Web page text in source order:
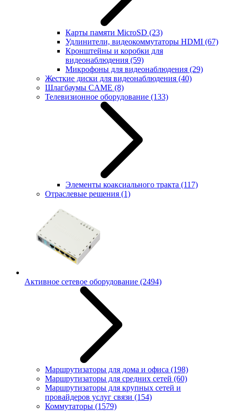
Карты памяти MicroSD (23)
Удлинители, видеокоммутаторы HDMI (67)
Кронштейны и коробки для
видеонаблюдения (59)
Микрофоны для видеонаблюдения (29)
Жесткие диски для видеонаблюдения (40)
Шлагбаумы CAME (8)
Телевизионное оборудование (133)
Элементы коаксиального тракта (117)
Отраслевые решения (1)
Активное сетевое оборудование (2494)
Маршрутизаторы для дома и офиса (198)
Маршрутизаторы для средних сетей (60)
Маршрутизаторы для крупных сетей и
провайдеров услуг связи (154)
Коммутаторы (1579)